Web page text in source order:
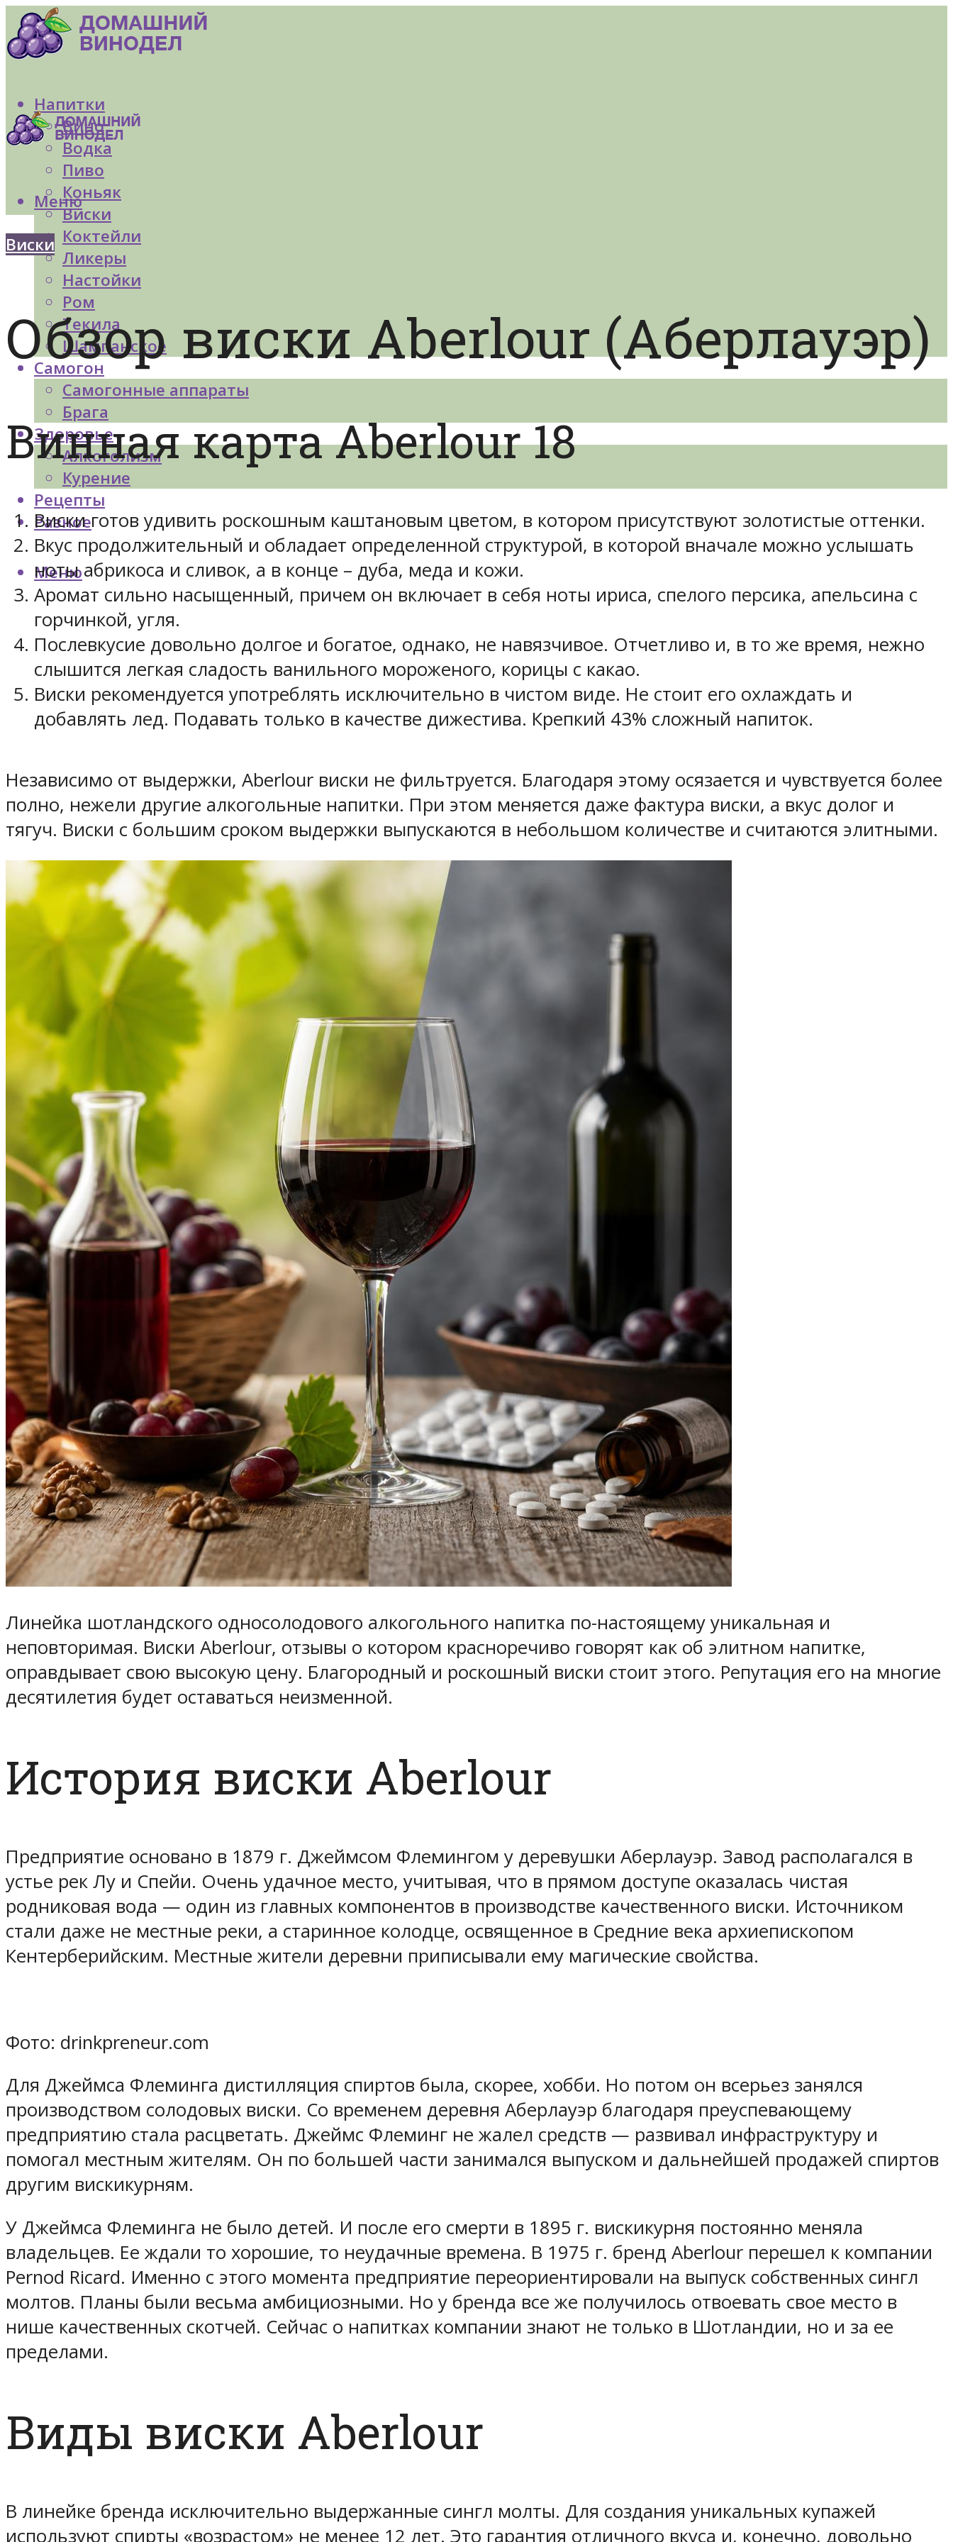
Напитки
Вино
Водка
Пиво
Коньяк
Виски
Коктейли
Ликеры
Настойки
Ром
Текила
Шампанское
Самогон
Самогонные аппараты
Брага
Здоровье
Алкоголизм
Курение
Рецепты
Разное
Меню
Меню
Виски
Обзор виски Aberlour (Аберлауэр)
Винная карта Aberlour 18
Виски готов удивить роскошным каштановым цветом, в котором присутствуют золотистые оттенки.
Вкус продолжительный и обладает определенной структурой, в которой вначале можно услышать
ноты абрикоса и сливок, а в конце – дуба, меда и кожи.
Аромат сильно насыщенный, причем он включает в себя ноты ириса, спелого персика, апельсина с
горчинкой, угля.
Послевкусие довольно долгое и богатое, однако, не навязчивое. Отчетливо и, в то же время, нежно
слышится легкая сладость ванильного мороженого, корицы с какао.
Виски рекомендуется употреблять исключительно в чистом виде. Не стоит его охлаждать и
добавлять лед. Подавать только в качестве дижестива. Крепкий 43% сложный напиток.
Независимо от выдержки, Aberlour виски не фильтруется. Благодаря этому осязается и чувствуется более
полно, нежели другие алкогольные напитки. При этом меняется даже фактура виски, а вкус долог и
тягуч. Виски с большим сроком выдержки выпускаются в небольшом количестве и считаются элитными.
Линейка шотландского односолодового алкогольного напитка по-настоящему уникальная и
неповторимая. Виски Aberlour, отзывы о котором красноречиво говорят как об элитном напитке,
оправдывает свою высокую цену. Благородный и роскошный виски стоит этого. Репутация его на многие
десятилетия будет оставаться неизменной.
История виски Aberlour
Предприятие основано в 1879 г. Джеймсом Флемингом у деревушки Аберлауэр. Завод располагался в
устье рек Лу и Спейи. Очень удачное место, учитывая, что в прямом доступе оказалась чистая
родниковая вода — один из главных компонентов в производстве качественного виски. Источником
стали даже не местные реки, а старинное колодце, освященное в Средние века архиепископом
Кентерберийским. Местные жители деревни приписывали ему магические свойства.
Фото: drinkpreneur.com
Для Джеймса Флеминга дистилляция спиртов была, скорее, хобби. Но потом он всерьез занялся
производством солодовых виски. Со временем деревня Аберлауэр благодаря преуспевающему
предприятию стала расцветать. Джеймс Флеминг не жалел средств — развивал инфраструктуру и
помогал местным жителям. Он по большей части занимался выпуском и дальнейшей продажей спиртов
другим вискикурням.
У Джеймса Флеминга не было детей. И после его смерти в 1895 г. вискикурня постоянно меняла
владельцев. Ее ждали то хорошие, то неудачные времена. В 1975 г. бренд Aberlour перешел к компании
Pernod Ricard. Именно с этого момента предприятие переориентировали на выпуск собственных сингл
молтов. Планы были весьма амбициозными. Но у бренда все же получилось отвоевать свое место в
нише качественных скотчей. Сейчас о напитках компании знают не только в Шотландии, но и за ее
пределами.
Виды виски Aberlour
В линейке бренда исключительно выдержанные сингл молты. Для создания уникальных купажей
используют спирты «возрастом» не менее 12 лет. Это гарантия отличного вкуса и, конечно, довольно